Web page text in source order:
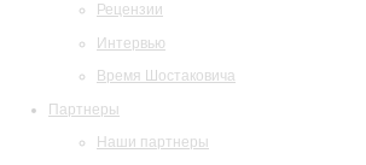
Рецензии
Интервью
Время Шостаковича
Партнеры
Наши партнеры